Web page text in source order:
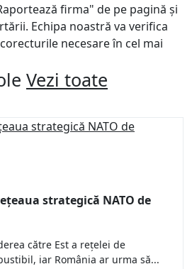
firma" de pe pagină și
Echipa noastră va verifica
necesare în cel mai
Vezi toate
strategică NATO de
către Est a rețelei de
iar România ar urma să...